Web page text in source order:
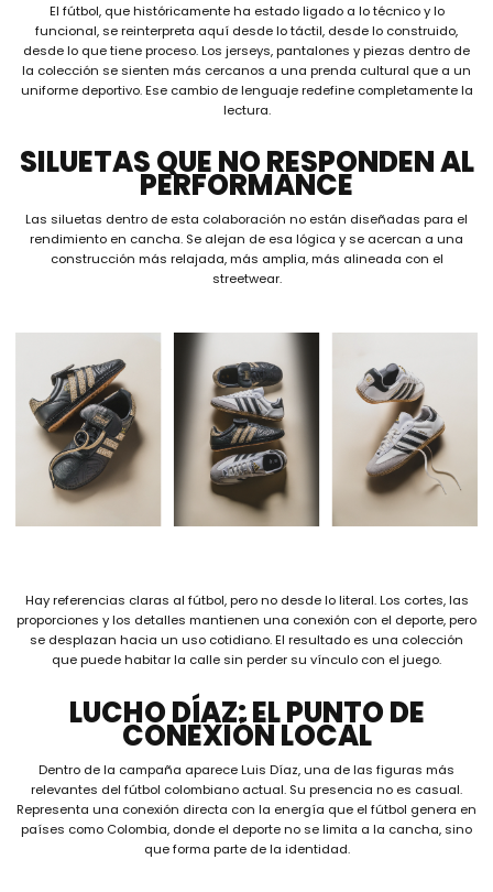
El fútbol, que históricamente ha estado ligado a lo técnico y lo
funcional, se reinterpreta aquí desde lo táctil, desde lo construido,
desde lo que tiene proceso. Los jerseys, pantalones y piezas dentro de
la colección se sienten más cercanos a una prenda cultural que a un
uniforme deportivo. Ese cambio de lenguaje redefine completamente la
lectura.
SILUETAS QUE NO RESPONDEN AL
PERFORMANCE
Las siluetas dentro de esta colaboración no están diseñadas para el
rendimiento en cancha. Se alejan de esa lógica y se acercan a una
construcción más relajada, más amplia, más alineada con el
streetwear.
Hay referencias claras al fútbol, pero no desde lo literal. Los cortes, las
proporciones y los detalles mantienen una conexión con el deporte, pero
se desplazan hacia un uso cotidiano. El resultado es una colección
que puede habitar la calle sin perder su vínculo con el juego.
LUCHO DÍAZ: EL PUNTO DE
CONEXIÓN LOCAL
Dentro de la campaña aparece Luis Díaz, una de las figuras más
relevantes del fútbol colombiano actual. Su presencia no es casual.
Representa una conexión directa con la energía que el fútbol genera en
países como Colombia, donde el deporte no se limita a la cancha, sino
que forma parte de la identidad.